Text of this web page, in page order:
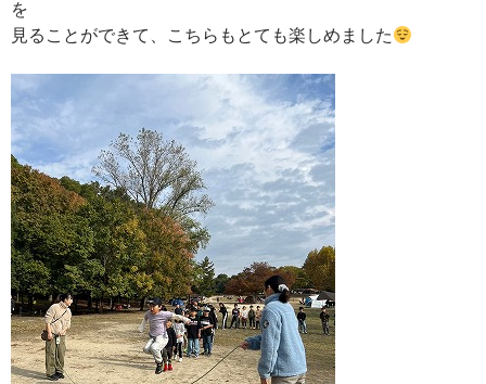
を
見ることができて、こちらもとても楽しめました